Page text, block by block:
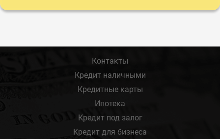
Контакты
Кредит наличными
Кредитные карты
Ипотека
Кредит под залог
Кредит для бизнеса